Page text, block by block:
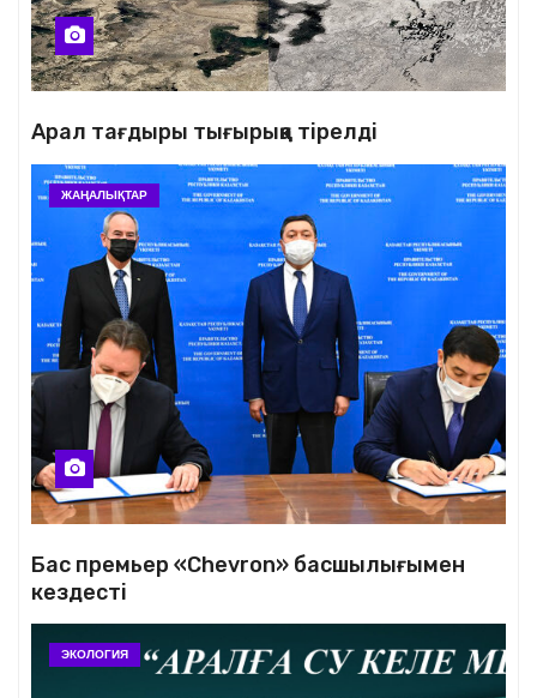
Арал тағдыры тығырыққа тірелді
ЖАҢАЛЫҚТАР
Бас премьер «Chevron» басшылығымен
кездесті
ЭКОЛОГИЯ